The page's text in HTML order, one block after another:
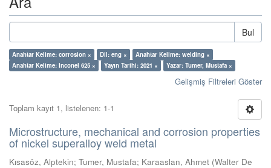
Bul
Anahtar Kelime: corrosion × Dil: eng ×
Anahtar Kelime: welding ×
Anahtar Kelime: Inconel 625 ×
Yayın Tarihi: 2021 × Yazar: Tumer, Mustafa ×
Gelişmiş Filtreleri Göster
Toplam kayıt 1, listelenen: 1-1
Microstructure, mechanical and corrosion properties
of nickel superalloy weld metal
Kısasöz, Alptekin; Tumer, Mustafa; Karaaslan, Ahmet (Walter De